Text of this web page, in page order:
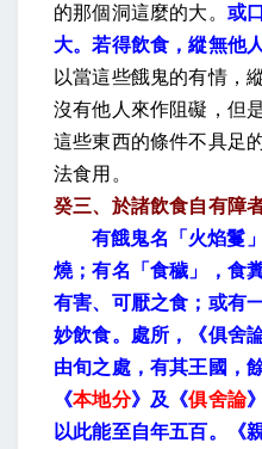
的那個洞這麼的大。 或
大。若得飲食，縱無他
以當這些餓鬼的有情，
沒有他人來作阻礙，但
這些東西的條件不具足
法食用。
癸三、於諸飲食自有障
有餓鬼名「火焰鬘
燒；有名「食穢」，食
有害、可厭之食；或有
妙飲食。處所，《俱舍
由旬之處，有其王國，
《本地分》及《俱舍論
以此能至自年五百。《